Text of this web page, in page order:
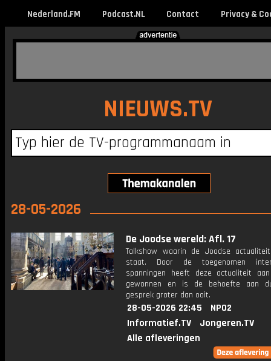
Nederland.FM Podcast.NL Contact Privacy &
NIEUWS.TV
28-05-2026
De Joodse wereld: Afl. 17
Talkshow waarin de Joodse
staat. Door de toegenomen
spanningen heeft deze actualiteit
gewonnen en is de behoefte aan
gesprek groter dan ooit.
28-05-2026 22:45
NPO2
Informatief.TV
Jongeren.TV
Alle afleveringen